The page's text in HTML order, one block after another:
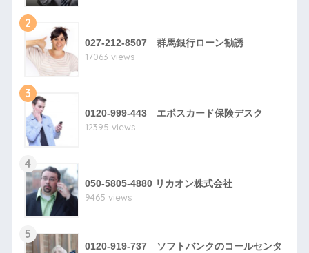
2
027-212-8507 群馬銀行ローン勧誘
17063 views
3
0120-999-443 エポスカード保険デスク
12395 views
4
050-5805-4880 リカオン株式会社
9465 views
5
0120-919-737 ソフトバンクのコールセンタ